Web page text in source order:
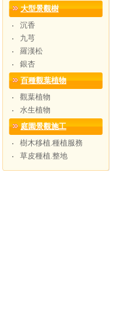
大型景觀樹
‧
沉香
‧
九芎
‧
羅漢松
‧
銀杏
百種觀葉植物
‧
觀葉植物
‧
水生植物
庭園景觀施工
‧
樹木移植.種植服務
‧
草皮種植.整地